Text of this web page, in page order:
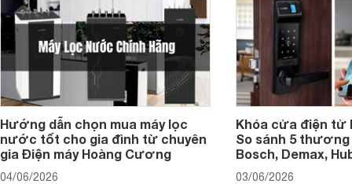
Hướng dẫn chọn mua máy lọc
nước tốt cho gia đình từ chuyên
gia Điện máy Hoàng Cương
04/06/2026
Khóa cửa điện tử
So sánh 5 thương
Bosch, Demax,
03/06/2026